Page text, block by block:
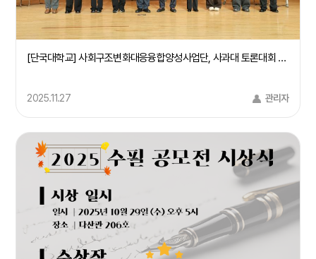
[단국대학교] 사회구조변화대응융합양성사업단, 사과대 토론대회 및 시민특강 개최(25/9/24)
2025.11.27 관리자